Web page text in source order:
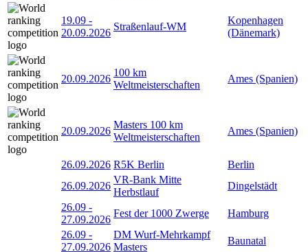
19.09 -
20.09.2026
Straßenlauf-WM
Kopenhagen
(Dänemark)
20.09.2026
100 km
Weltmeisterschaften
Ames (Spanien)
20.09.2026
Masters 100 km
Weltmeisterschaften
Ames (Spanien)
26.09.2026 R5K Berlin
Berlin
26.09.2026
VR-Bank Mitte
Herbstlauf
Dingelstädt
26.09 -
27.09.2026
Fest der 1000 Zwerge
Hamburg
26.09 -
27.09.2026
DM Wurf-Mehrkampf
Masters
Baunatal